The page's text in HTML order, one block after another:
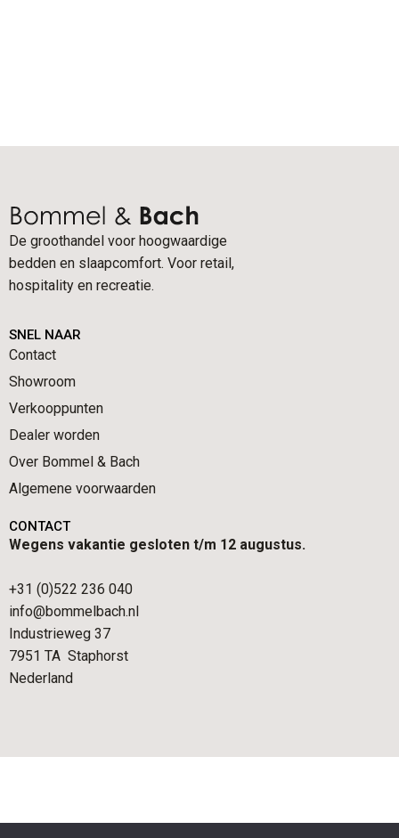
De groothandel voor hoogwaardige
bedden en slaapcomfort. Voor retail,
hospitality en recreatie.
SNEL NAAR
Contact
Showroom
Verkooppunten
Dealer worden
Over Bommel & Bach
Algemene voorwaarden
CONTACT
Wegens vakantie gesloten t/m 12 augustus.
+31 (0)522 236 040
info@bommelbach.nl
Industrieweg 37
7951 TA Staphorst
Nederland